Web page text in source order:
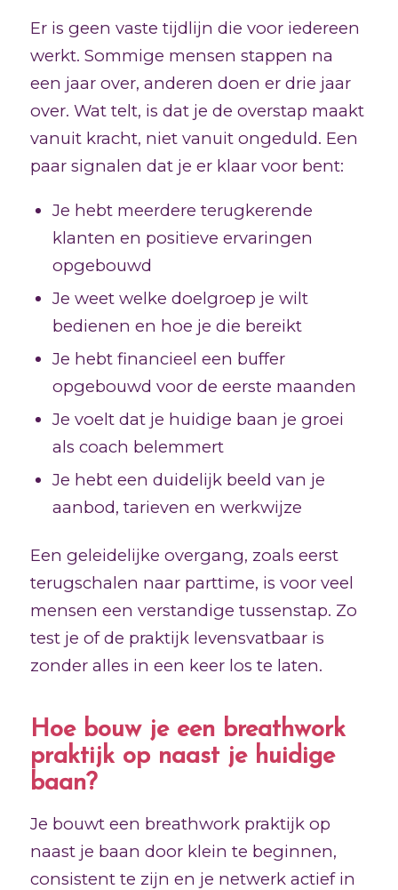
Er is geen vaste tijdlijn die voor iedereen
werkt. Sommige mensen stappen na
een jaar over, anderen doen er drie jaar
over. Wat telt, is dat je de overstap maakt
vanuit kracht, niet vanuit ongeduld. Een
paar signalen dat je er klaar voor bent:
Je hebt meerdere terugkerende
klanten en positieve ervaringen
opgebouwd
Je weet welke doelgroep je wilt
bedienen en hoe je die bereikt
Je hebt financieel een buffer
opgebouwd voor de eerste maanden
Je voelt dat je huidige baan je groei
als coach belemmert
Je hebt een duidelijk beeld van je
aanbod, tarieven en werkwijze
Een geleidelijke overgang, zoals eerst
terugschalen naar parttime, is voor veel
mensen een verstandige tussenstap. Zo
test je of de praktijk levensvatbaar is
zonder alles in een keer los te laten.
Hoe bouw je een breathwork
praktijk op naast je huidige
baan?
Je bouwt een breathwork praktijk op
naast je baan door klein te beginnen,
consistent te zijn en je netwerk actief in